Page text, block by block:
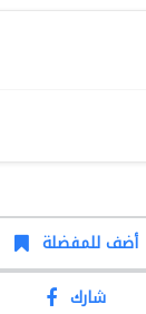
أضف للمفضلة
شارك